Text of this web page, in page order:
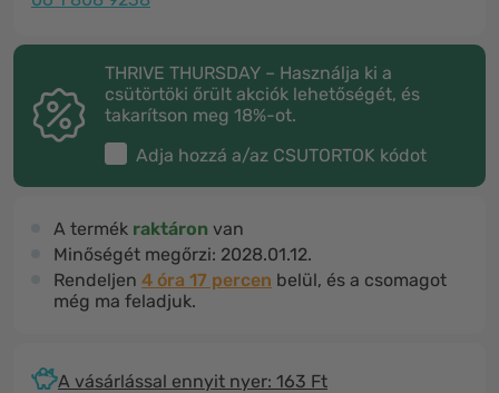
THRIVE THURSDAY – Használja ki a
csütörtöki őrült akciók lehetőségét, és
takarítson meg 18%-ot.
Adja hozzá a/az CSUTORTOK kódot
A termék raktáron van
Minőségét megőrzi: 2028.01.12.
Rendeljen 4 óra 17 percen belül, és a csomagot
még ma feladjuk.
A vásárlással ennyit nyer: 163 Ft